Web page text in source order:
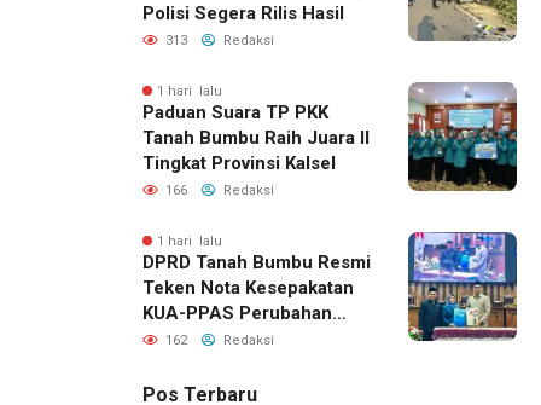
Polisi Segera Rilis Hasil
313 Redaksi
1 hari lalu
Paduan Suara TP PKK
Tanah Bumbu Raih Juara II
Tingkat Provinsi Kalsel
166 Redaksi
1 hari lalu
DPRD Tanah Bumbu Resmi
Teken Nota Kesepakatan
KUA-PPAS Perubahan
APBD 2026
162 Redaksi
Pos Terbaru